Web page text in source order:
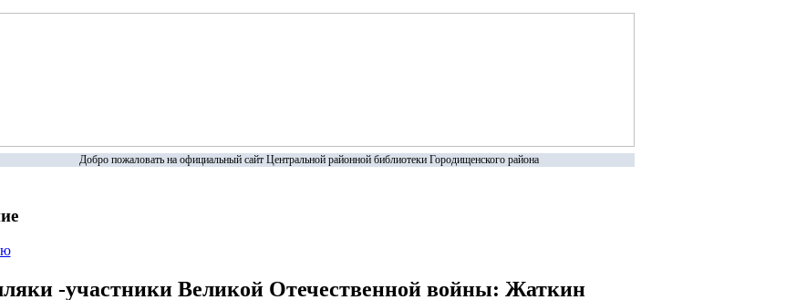
Добро пожаловать на официальный сайт Центральной районной библиотеки Городищенского района
-участники Великой Отечественной войны: Жаткин